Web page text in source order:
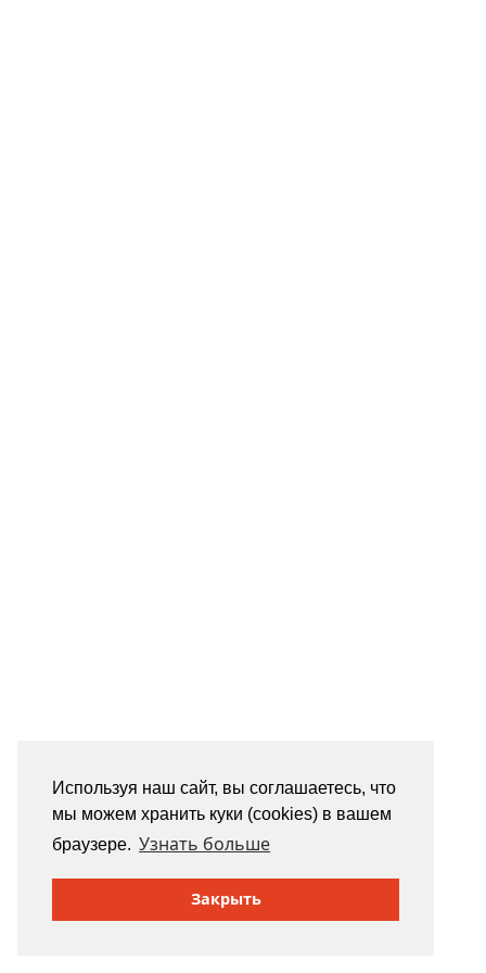
Используя наш сайт, вы соглашаетесь, что
мы можем хранить куки (cookies) в вашем
браузере. Узнать больше
Закрыть